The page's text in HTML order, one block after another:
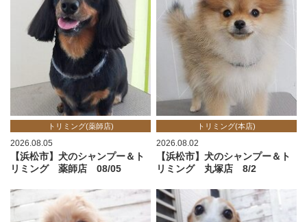
トリミング(薬師店)
2026.08.05
【浜松市】犬のシャンプー＆ト
リミング 薬師店 08/05
トリミング(本店)
2026.08.02
【浜松市】犬のシャンプー＆ト
リミング 丸塚店 8/2